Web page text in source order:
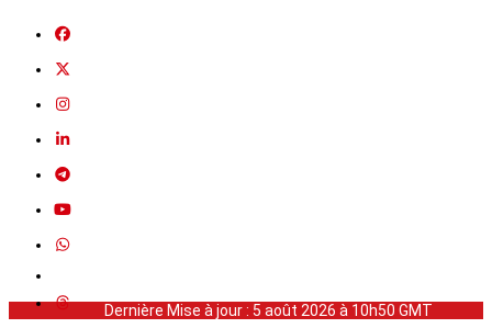
Dernière Mise à jour : 5 août 2026 à 10h50 GMT